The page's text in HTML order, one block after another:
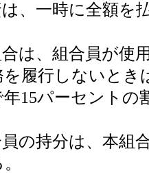
、一時に全額を
は、組合員が使
履行しないとき
年15パーセント
の持分は、本組